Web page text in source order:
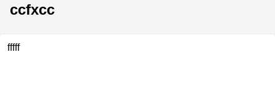
ccfxcc
fffff